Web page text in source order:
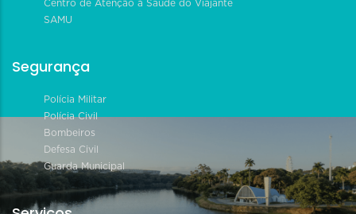
Centro de Atenção à Saúde do Viajante
SAMU
Segurança
Polícia Militar
Polícia Civil
Bombeiros
Defesa Civil
Guarda Municipal